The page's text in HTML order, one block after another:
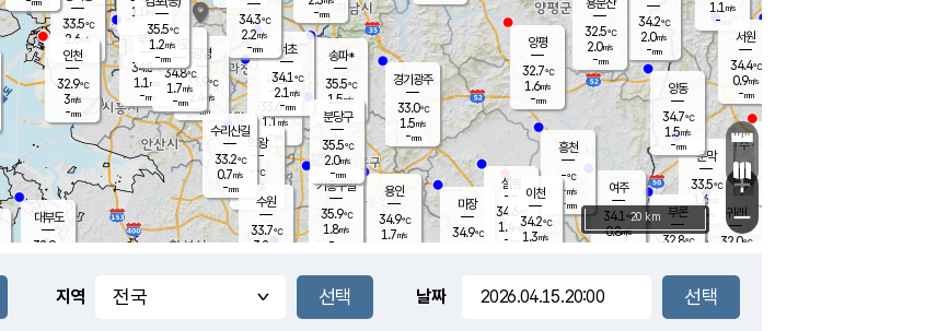
문막
33.5℃
1.6m/s
mm
부론
32.8℃
과천
33.6℃
1.1m/s
- mm
34.2℃
2.0m/s
-mm
-mm
용인
34.9℃
1.7m/s
여주
34.1℃
0.8m/s
양동
34.7℃
1.5m/s
-mm
경기광주
33.0℃
1.5m/s
-mm
장호원
대부도
32.9
33.5℃
2.6 m/s
-mm
흥천
-℃
-m/s
-mm
마장
34.9℃
의왕
- ℃
m/s
mm
1.0 m/s
mm
설봉
34.6
1.4 m/s
- mm
광명
33.9 ℃
2.4 m/s
-mm
부천
34.5℃
1.1 m/s
-mm
구로
34.8℃
1.7m/s
-mm
-mm
송파*
35.5℃
1.5m/s
-mm
서초
34.1℃
2.1 m/s
-mm
기흥구갈
35.9℃
1.8m/s
-
수리산길
33.2℃
0.7m/s
-mm
분당구
35.5℃
2.0m/s
-mm
1.1 m/s
- mm
귀래
32.0℃
서원
34.4℃
0.9m/s
-mm
용문산
32.5℃
2.0m/s
-mm
35.5℃
1.2m/s
-mm
이천
34.2℃
1.3m/s
양평
32.7℃
1.6m/s
-mm
수원
33.7℃
3.2 m/s
인천
32.9℃
3m/s
-mm
34.3℃
2.2m/s
-mm
+
−
20 km
지역 날짜